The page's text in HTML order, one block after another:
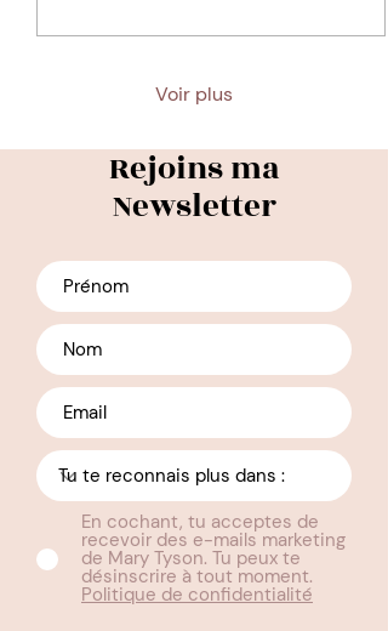
Voir plus
Rejoins ma
Newsletter
En cochant, tu acceptes de
recevoir des e-mails marketing
de Mary Tyson. Tu peux te
désinscrire à tout moment.
Politique de confidentialité